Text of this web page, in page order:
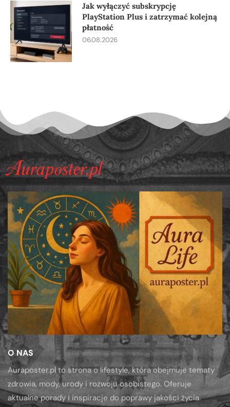
Jak wyłączyć subskrypcję
PlayStation Plus i zatrzymać kolejną
płatność
06.08.2026
O NAS
Auraposter.pl to strona o lifestyle, która obejmuje tematy
zdrowia, mody, urody i rozwoju osobistego. Oferuje
aktualne porady i inspiracje do poprawy jakości życia.